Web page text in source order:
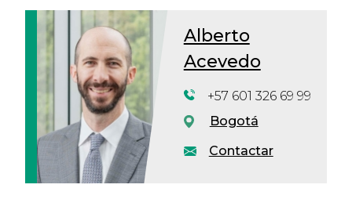
Alberto
Acevedo
Contactar
+57 601 326 69 99
Bogotá